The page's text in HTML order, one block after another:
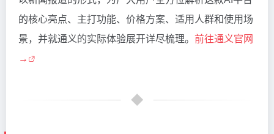
的核心亮点、主打功能、价格方案、适用人群和使用场
景，并就通义的实际体验展开详尽梳理。 前往通义官网
→